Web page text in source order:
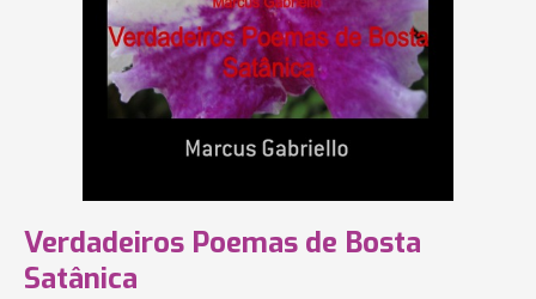
Verdadeiros Poemas de Bosta
Satânica